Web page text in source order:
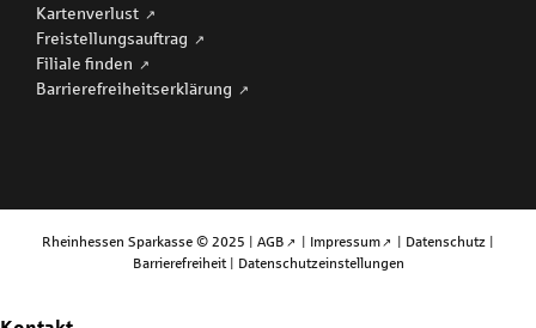
Kartenverlust
Freistellungsauftrag
Filiale finden
Barriere­freiheits­erklärung
Rheinhessen Sparkasse © 2025 | AGB | Impressum | Datenschutz |
Barrierefreiheit | Datenschutzeinstellungen